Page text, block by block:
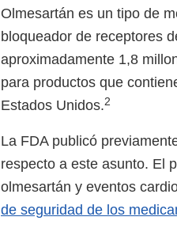
Olmesartán es un tipo de
bloqueador de receptores
aproximadamente 1,8
para productos que
Estados Unidos.2
La FDA publicó
respecto a este asunto. El
olmesartán y eventos
de seguridad de los